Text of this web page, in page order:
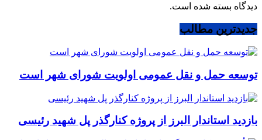
دیدگاه بسته شده است.
جدیدترین مطالب
توسعه حمل و نقل عمومی اولویت شورای شهر است
بازدید استاندار البرز از پروژه کنارگذر پل شهید رئیسی